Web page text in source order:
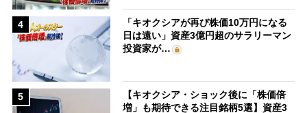
4
「キオクシアが再び株価10万円になる
日は遠い」資産3億円超のサラリーマン
投資家が…
5
【キオクシア・ショック後に「株価倍
増」も期待できる注目銘柄5選】資産3